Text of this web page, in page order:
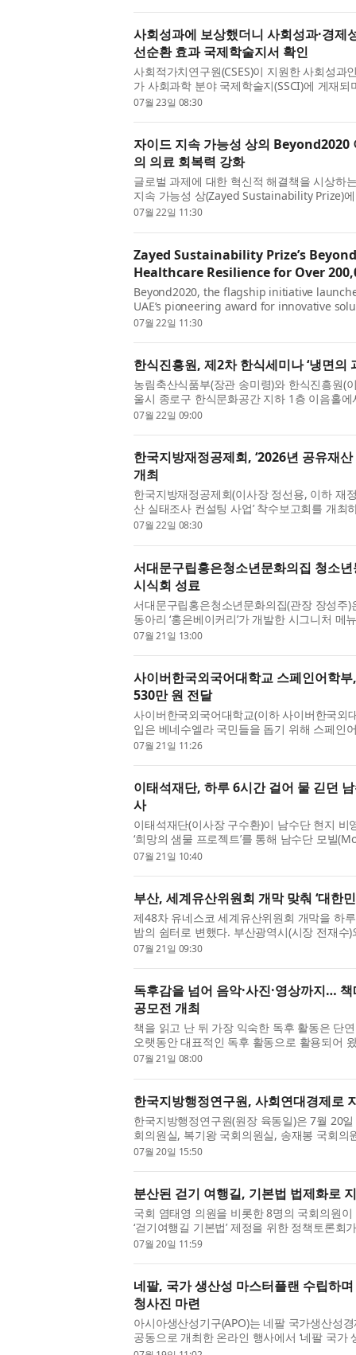
사회성과에 보상했더니 사회성과·경제
선순환 효과 국제학술지서 확인
사회적가치연구원(CSES)이 지원한 사회성
가 사회과학 분야 국제학술지(SSCI)에 게재
근거를 국제적으로 인정받게 됐다. SPC는 사
07월 23일 08:30
자이드 지속 가능성 상의 Beyond2020
의 의료 회복력 강화
글로벌 과제에 대한 혁신적 해결책을 시상하
지속 가능성 상(Zayed Sustainability Prize)
이 오늘 인도 전역에 태양광 발전 의료 센터
07월 22일 11:30
Zayed Sustainability Prize’s
Healthcare Resilience for Over
Beyond2020, the flagship initiative
UAE’s pioneering award for innovative
announced the deployment of solar-
07월 22일 11:30
한식진흥원, 제2차 한식세미나 ‘냉면의
농림축산식품부(장관 송미령)와 한식진흥원(
울시 종로구 한식문화공간 지하 1층 이음홀
래’를 개최한다. 이번 세미나는 여름철 인기
07월 22일 09:00
한국지방재정공제회, ‘2026년 공유재
개최
한국지방재정공제회(이사장 정선용, 이하 재
산 실태조사 컨설팅 사업’ 착수보고회를 개
업 추진방향과 기관별 역할을 공유했다고 밝
07월 22일 08:30
서대문구립홍은청소년문화의집 청소년
시식회 성료
서대문구립홍은청소년문화의집(관장 장성주
동아리 ‘홍은베이커리’가 개발한 시그니처
사회에 선보이며 뜻깊은 시간을 마련했다.
07월 21일 13:00
사이버한국외국어대학교 스페인어학
530만 원 전달
사이버한국외국어대학교(이하 사이버한국외
입은 베네수엘라 국민들을 돕기 위해 스페인
주한 베네수엘라 대사관에 전달했다고 밝혔
07월 21일 11:26
이태석재단, 하루 6시간 걸어 물 긷던
사
이태석재단(이사장 구수환)이 남수단 현지
‘희망의 샘물 프로젝트’를 통해 남수단 모빌
개발하고 태양광 급수·정수시설을 구축했다.
07월 21일 10:40
부산, 세계유산위원회 개막 맞춰 ‘대한
제48차 유네스코 세계유산위원회 개막을 하
밤의 쉼터로 변했다. 부산광역시(시장 전재
19일까지 이틀간 운영한 ‘2026 대한민국 밤
07월 21일 09:30
독후감을 넘어 음악·사진·영상까지…
공모전 개최
책을 읽고 난 뒤 가장 익숙한 독후 활동은 단
오랫동안 대표적인 독후 활동으로 활용되어
사진과 영상, 음악, 디지털 콘텐츠 등 다양한
07월 21일 08:00
한국지방행정연구원, 사회연대경제로
한국지방행정연구원(원장 육동일)은 7월 20
회의원실, 복기왕 국회의원실, 송재봉 국회의
년 제2차 지방자치 혁신포럼 : 사회연대경제
07월 20일 15:50
분산된 걷기 여행길, 기본법 법제화로
국회 염태영 의원을 비롯한 8명의 국회의원
‘걷기여행길 기본법’ 제정을 위한 정책토론
제7간담회의실에서 개최된다. 이번 토론회
07월 20일 11:59
네팔, 국가 생산성 마스터플랜 수립하
청사진 마련
아시아생산성기구(APO)는 네팔 국가생산성
공동으로 개최한 온라인 행사에서 ‘네팔 국
Productivity Master Plan for Nepal 2026-